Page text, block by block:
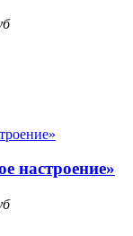
настроение»